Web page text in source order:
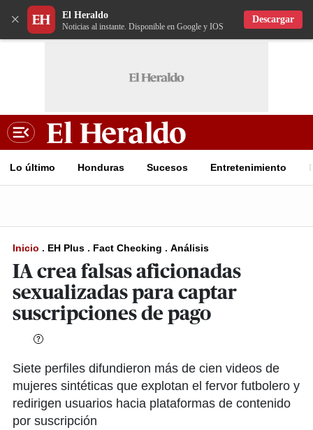
× El Heraldo
Noticias al instante. Disponible en Google y IOS
Descargar
Lo último Honduras Sucesos Entretenimiento
Inicio . EH Plus . Fact Checking . Análisis
IA crea falsas aficionadas
sexualizadas para captar
suscripciones de pago
Siete perfiles difundieron más de cien videos de
mujeres sintéticas que explotan el fervor futbolero y
redirigen usuarios hacia plataformas de contenido
por suscripción